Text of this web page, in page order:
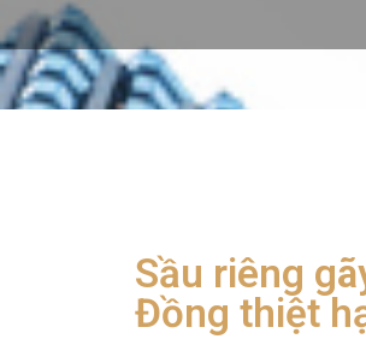
Sầu riêng
Đồng thiệt